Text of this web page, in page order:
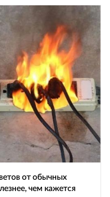
от обычных
чем кажется